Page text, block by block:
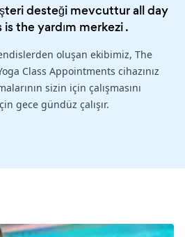
desteği mevcuttur all day
is theyardım merkezi.
oluşan ekibimiz, The
Class Appointments cihazınız
sizin için çalışmasını
gece gündüz çalışır.